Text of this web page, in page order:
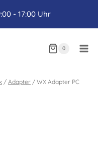
- 17:00 Uhr
0
/ Adapter / WX Adapter PC